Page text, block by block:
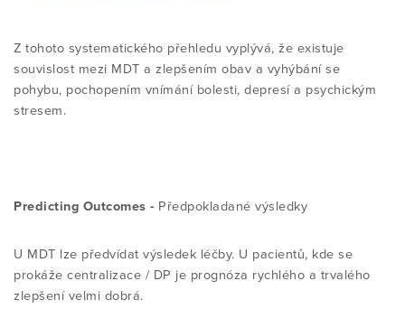
Z tohoto systematického přehledu vyplývá, že existuje
souvislost mezi MDT a zlepšením obav a vyhýbání se
pohybu, pochopením vnímání bolesti, depresí a psychickým
stresem.
Predicting Outcomes - Předpokladané výsledky
U MDT lze předvídat výsledek léčby. U pacientů, kde se
prokáže centralizace / DP je prognóza rychlého a trvalého
zlepšení velmi dobrá.